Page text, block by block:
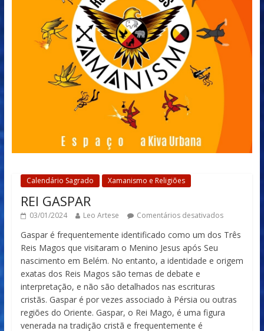
Calendário Sagrado Xamanismo e Religiões
REI GASPAR
03/01/2024 Leo Artese Comentários desativados
Gaspar é frequentemente identificado como um dos Três
Reis Magos que visitaram o Menino Jesus após Seu
nascimento em Belém. No entanto, a identidade e origem
exatas dos Reis Magos são temas de debate e
interpretação, e não são detalhados nas escrituras
cristãs. Gaspar é por vezes associado à Pérsia ou outras
regiões do Oriente. Gaspar, o Rei Mago, é uma figura
venerada na tradição cristã e frequentemente é